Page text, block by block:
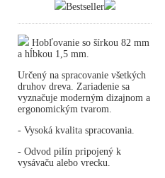
Bestseller
Hobľovanie so šírkou 82 mm
a hĺbkou 1,5 mm.
Určený na spracovanie všetkých
druhov dreva. Zariadenie sa
vyznačuje moderným dizajnom a
ergonomickým tvarom.
- Vysoká kvalita spracovania.
- Odvod pilín pripojený k
vysávaču alebo vrecku.